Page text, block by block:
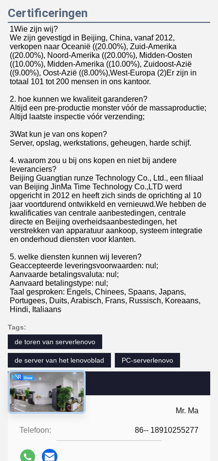
Contactpersonen
Contactpersonen: Mr. Ma
Telefoon: 86-- 18910255277
Certificeringen
1Wie zijn wij?
We zijn gevestigd in Beijing, China, vanaf 2012,
verkopen naar Oceanië ((20.00%), Zuid-Amerika
((20.00%), Noord-Amerika ((20.00%), Midden-Oosten
((10.00%), Midden-Amerika ((10.00%), Zuidoost-Azië
((9.00%), Oost-Azië ((8.00%),West-Europa (2)Er zijn in
totaal 101 tot 200 mensen in ons kantoor.
2. hoe kunnen we kwaliteit garanderen?
Altijd een pre-productie monster vóór de massaproductie;
Altijd laatste inspectie vóór verzending;
3Wat kun je van ons kopen?
Server, opslag, werkstations, geheugen, harde schijf.
4. waarom zou u bij ons kopen en niet bij andere
leveranciers?
Beijing Guangtian runze Technology Co., Ltd., een filiaal
van Beijing JinMa Time Technology Co.,LTD werd
opgericht in 2012 en heeft zich sinds de oprichting al 10
jaar voortdurend ontwikkeld en vernieuwd.We hebben de
kwalificaties van centrale aanbestedingen, centrale
directe en Beijing overheidsaanbestedingen, het
verstrekken van apparatuur aankoop, systeem integratie
en onderhoud diensten voor klanten.
5. welke diensten kunnen wij leveren?
Geaccepteerde leveringsvoorwaarden: nul;
Aanvaarde betalingsvaluta: nul;
Aanvaard betalingstype: nul;
Taal gesproken: Engels, Chinees, Spaans, Japans,
Portugees, Duits, Arabisch, Frans, Russisch, Koreaans,
Hindi, Italiaans
Tags:
de toren van serverlenovo
de server van het lenovoblad PC-serverlenovo